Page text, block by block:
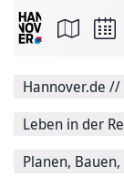
Seite
Facebook
teilen
Seitenlink
Hannover.de //
Leben in der
Planen,